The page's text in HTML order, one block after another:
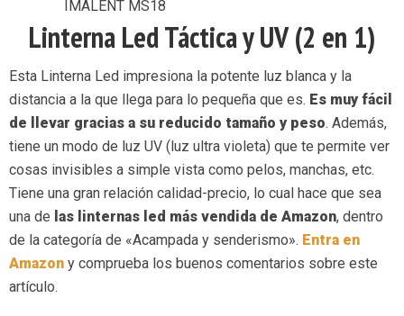
IMALENT MS18
Linterna Led Táctica y UV (2 en 1)
Esta Linterna Led impresiona la potente luz blanca y la
distancia a la que llega para lo pequeña que es. Es muy fácil
de llevar gracias a su reducido tamaño y peso. Además,
tiene un modo de luz UV (luz ultra violeta) que te permite ver
cosas invisibles a simple vista como pelos, manchas, etc.
Tiene una gran relación calidad-precio, lo cual hace que sea
una de las linternas led más vendida de Amazon, dentro
de la categoría de «Acampada y senderismo». Entra en
Amazon y comprueba los buenos comentarios sobre este
artículo.